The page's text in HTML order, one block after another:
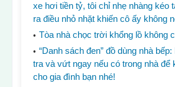
xe hơi tiền tỷ, tôi chỉ nhẹ nhàng kéo
ra điều nhỏ nhặt khiến cô ấy không
Tòa nhà chọc trời khổng lồ không
“Danh sách đen” đồ dùng nhà
tra và vứt ngay nếu có trong nhà để
cho gia đình bạn nhé!